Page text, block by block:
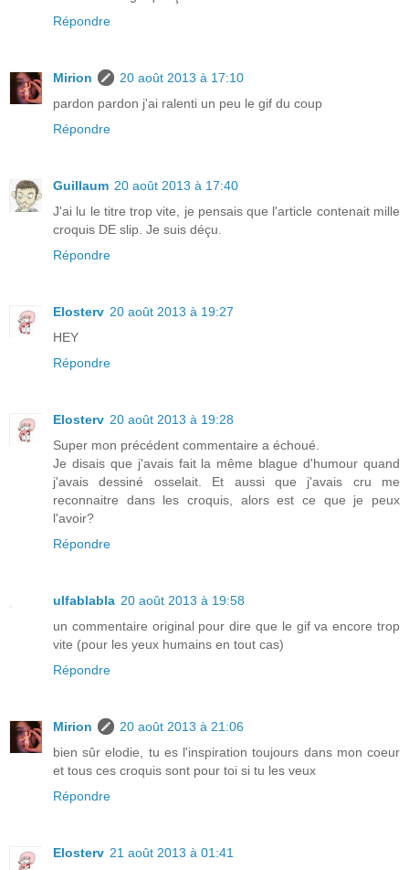
Répondre
Mirion
20 août 2013 à 17:10
pardon pardon j'ai ralenti un peu le gif du coup
Répondre
Guillaum 20 août 2013 à 17:40
J'ai lu le titre trop vite, je pensais que l'article contenait mille
croquis DE slip. Je suis déçu.
Répondre
Elosterv 20 août 2013 à 19:27
HEY
Répondre
Elosterv 20 août 2013 à 19:28
Super mon précédent commentaire a échoué.
Je disais que j'avais fait la même blague d'humour quand
j'avais dessiné osselait. Et aussi que j'avais cru me
reconnaitre dans les croquis, alors est ce que je peux
l'avoir?
Répondre
ulfablabla 20 août 2013 à 19:58
un commentaire original pour dire que le gif va encore trop
vite (pour les yeux humains en tout cas)
Répondre
Mirion
20 août 2013 à 21:06
bien sûr elodie, tu es l'inspiration toujours dans mon coeur
et tous ces croquis sont pour toi si tu les veux
Répondre
Elosterv 21 août 2013 à 01:41